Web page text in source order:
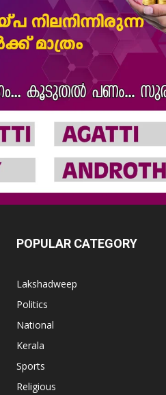
POPULAR CATEGORY
Lakshadweep
Politics
National
Kerala
Sports
Religious